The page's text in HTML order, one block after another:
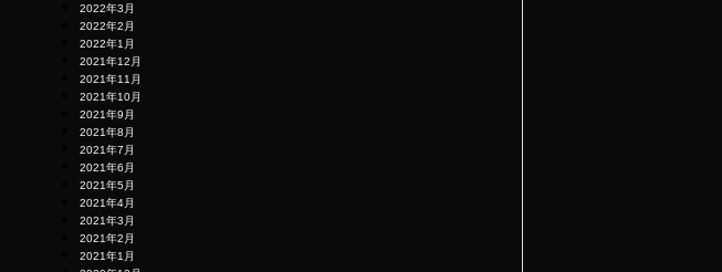
2022年3月
2022年2月
2022年1月
2021年12月
2021年11月
2021年10月
2021年9月
2021年8月
2021年7月
2021年6月
2021年5月
2021年4月
2021年3月
2021年2月
2021年1月